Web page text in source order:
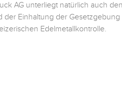
AG unterliegt natürlich auch den
der Einhaltung der Gesetzgebung
Edelmetallkontrolle.